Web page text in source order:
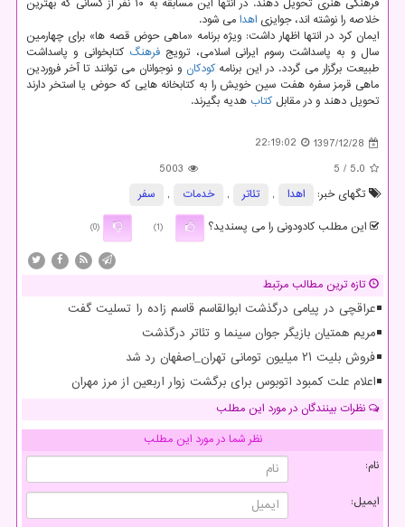
خلاصه را نوشته اند، جوایزی اهدامی شود.
ایمان كرد در انتها اظهار داشت: ویژه برنامه «ماهی حوض قصه ها» برای چهارمین
سال و به پاسداشت رسوم ایرانی اسلامی، ترویج فرهنگ كتابخوانی و پاسداشت
طبیعت برگزار می گردد. در این برنامهكودكان و نوجوانان می توانند تا آخر فروردین
ماهی قرمز سفره هفت سین خویش را به كتابخانه هایی كه حوض یا استخر دارند
تحویل دهند و در مقابل كتاب هدیه بگیرند.
1397/12/28
22:19:02
5.0
/ 5
5003
تگهای خبر:
اهدا , تئاتر , خدمات ,
سفر
این مطلب کادودونی را می پسندید؟
(1)
(0)
تازه ترین مطالب مرتبط
عراقچی در پیامی درگذشت ابوالقاسم قاسم زاده را تسلیت گفت
مریم همتیان بازیگر جوان سینما و تئاتر درگذشت
فروش بلیت ۲۱ میلیون تومانی تهران_اصفهان رد شد
اعلام علت کمبود اتوبوس برای برگشت زوار اربعین از مرز مهران
نظرات بینندگان در مورد این مطلب
نظر شما در مورد این مطلب
نام:
ایمیل: